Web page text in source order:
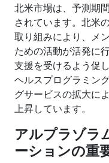
北米市場は、予測期
されています。北米
取り組みにより、メ
ための活動が活発に
支援を受けるよう促
ヘルスプログラミン
グサービスの拡大に
上昇しています。
アルプラゾラ
ーションの重